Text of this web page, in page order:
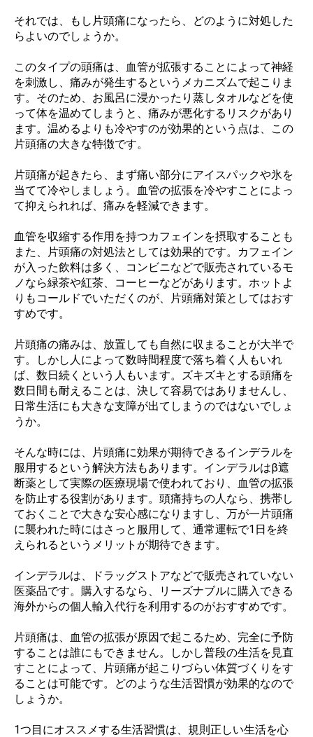
それでは、もし片頭痛になったら、どのように対処した
らよいのでしょうか。
このタイプの頭痛は、血管が拡張することによって神経
を刺激し、痛みが発生するというメカニズムで起こりま
す。そのため、お風呂に浸かったり蒸しタオルなどを使
って体を温めてしまうと、痛みが悪化するリスクがあり
ます。温めるよりも冷やすのが効果的という点は、この
片頭痛の大きな特徴です。
片頭痛が起きたら、まず痛い部分にアイスパックや氷を
当てて冷やしましょう。血管の拡張を冷やすことによっ
て抑えられれば、痛みを軽減できます。
血管を収縮する作用を持つカフェインを摂取することも
また、片頭痛の対処法としては効果的です。カフェイン
が入った飲料は多く、コンビニなどで販売されているモ
ノなら緑茶や紅茶、コーヒーなどがあります。ホットよ
りもコールドでいただくのが、片頭痛対策としてはおす
すめです。
片頭痛の痛みは、放置しても自然に収まることが大半で
す。しかし人によって数時間程度で落ち着く人もいれ
ば、数日続くという人もいます。ズキズキとする頭痛を
数日間も耐えることは、決して容易ではありませんし、
日常生活にも大きな支障が出てしまうのではないでしょ
うか。
そんな時には、片頭痛に効果が期待できるインデラルを
服用するという解決方法もあります。インデラルはβ遮
断薬として実際の医療現場で使われており、血管の拡張
を防止する役割があります。頭痛持ちの人なら、携帯し
ておくことで大きな安心感になりますし、万が一片頭痛
に襲われた時にはさっと服用して、通常運転で1日を終
えられるというメリットが期待できます。
インデラルは、ドラッグストアなどで販売されていない
医薬品です。購入するなら、リーズナブルに購入できる
海外からの個人輸入代行を利用するのがおすすめです。
片頭痛は、血管の拡張が原因で起こるため、完全に予防
することは誰にもできません。しかし普段の生活を見直
すことによって、片頭痛が起こりづらい体質づくりをす
ることは可能です。どのような生活習慣が効果的なので
しょうか。
1つ目にオススメする生活習慣は、規則正しい生活を心